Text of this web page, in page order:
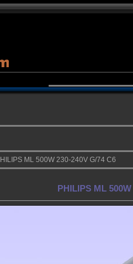
ML 500W 230-240V G/74 C6
PHILIPS ML